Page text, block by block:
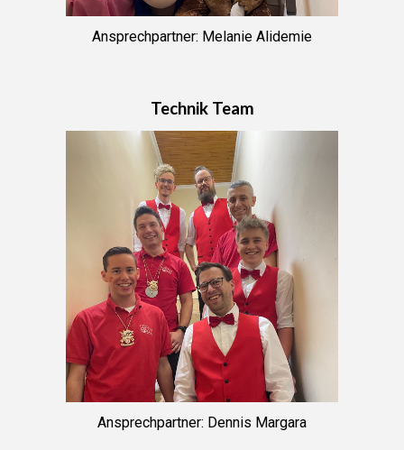
Ansprechpartner: Melanie Alidemie
Technik Team
Ansprechpartner: Dennis Margara